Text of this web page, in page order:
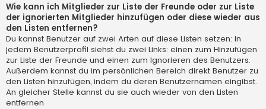
Wie kann ich Mitglieder zur Liste der Freunde oder zur Liste
der ignorierten Mitglieder hinzufügen oder diese wieder aus
den Listen entfernen?
Du kannst Benutzer auf zwei Arten auf diese Listen setzen: In
jedem Benutzerprofil siehst du zwei Links: einen zum Hinzufügen
zur Liste der Freunde und einen zum Ignorieren des Benutzers.
Außerdem kannst du im persönlichen Bereich direkt Benutzer zu
den Listen hinzufügen, indem du deren Benutzernamen eingibst.
An gleicher Stelle kannst du sie auch wieder von den Listen
entfernen.